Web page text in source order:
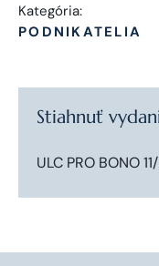
Kategória:
PODNIKATELIA
Stiahnuť
ULC PRO BONO